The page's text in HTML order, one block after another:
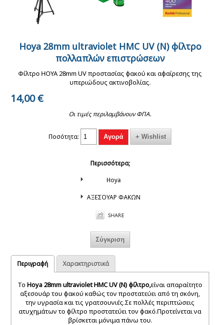
VISIC FW-3970
φωτογραφικό
κινήσεων
Fujicolor 135-36
εγχρωμο φιλμ 35mm
Kodak professional
film portra 135-36/400
επαγγελματικό φιλμ
Canon EOS R6II
mirrorless full frame
Hoya 28mm ultraviolet HMC UV (N) φίλτρο
πολλαπλών επιστρώσεων
Φίλτρο HOYA 28mm UV προστασίας φακού και αφαίρεσης της
υπεριώδους ακτινοβολίας.
14,00€
Οι τιμές περιλαμβάνουν ΦΠΑ.
Ποσότητα:
Περισσότερα;
Hoya
ΑΞΕΣΟΥΑΡ ΦΑΚΩΝ
Περιγραφή Χαρακτηριστικά
Το Hoya 28mm ultraviolet HMC UV (N) φίλτρο,είναι απαραίτητο
αξεσουάρ του φακού καθώς τον προστατεύει από τη σκόνη,
την υγρασία και τις γρατσουνιές.Σε πολλές περιπτώσεις
ατυχημάτων το φίλτρο προστατεύει τον φακό.Προτείνεται να
βρίσκεται μόνιμα πάνω του.